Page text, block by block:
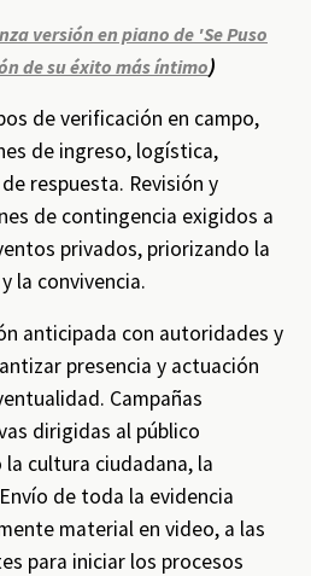
versión en piano de 'Se Puso
de su éxito más íntimo)
de verificación en campo,
de ingreso, logística,
respuesta. Revisión y
de contingencia exigidos a
privados, priorizando la
la convivencia.
anticipada con autoridades y
presencia y actuación
Campañas
dirigidas al público
cultura ciudadana, la
de toda la evidencia
material en video, a las
para iniciar los procesos